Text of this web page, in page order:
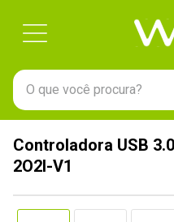
O que você procura?
Controladora USB
2O2I-V1
1º
3º